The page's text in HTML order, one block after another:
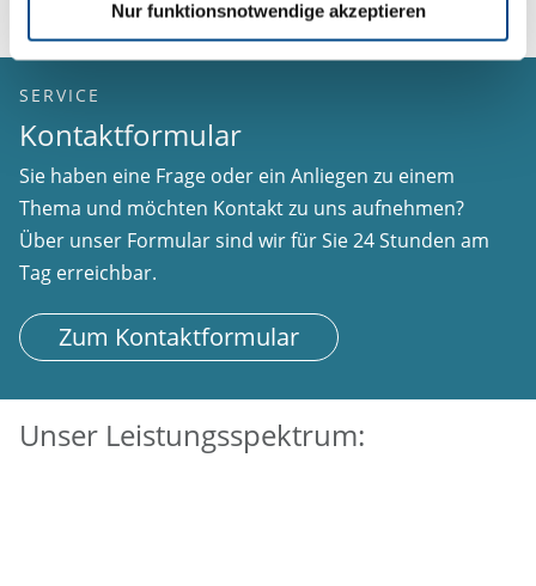
Nur funktionsnotwendige akzeptieren
SERVICE
Kontaktformular
Sie haben eine Frage oder ein Anliegen zu einem
Thema und möchten Kontakt zu uns aufnehmen?
Über unser Formular sind wir für Sie 24 Stunden am
Tag erreichbar.
Zum Kontaktformular
Unser Leistungsspektrum: